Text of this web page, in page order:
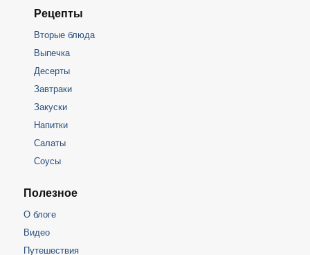
Рецепты
Вторые блюда
Выпечка
Десерты
Завтраки
Закуски
Напитки
Салаты
Соусы
Полезное
О блоге
Видео
Путешествия